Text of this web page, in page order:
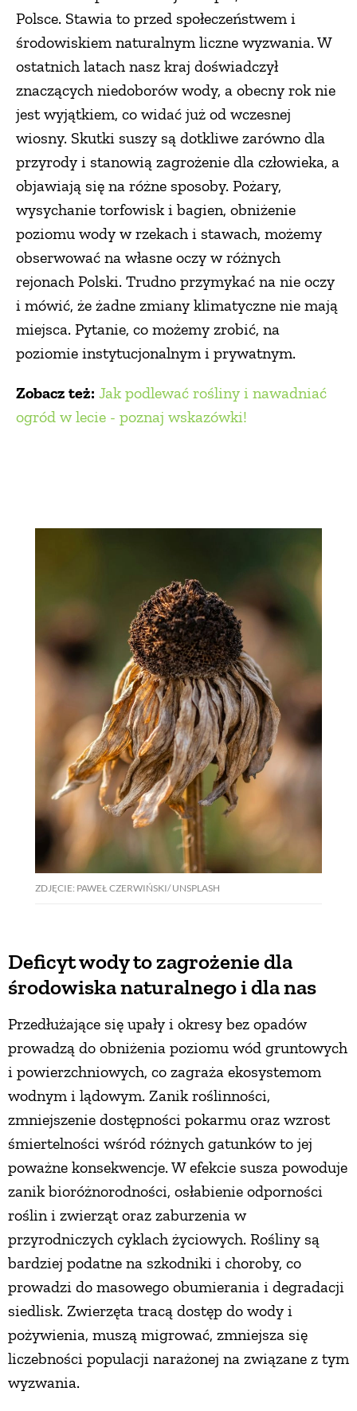
Polsce. Stawia to przed społeczeństwem i
środowiskiem naturalnym liczne wyzwania. W
ostatnich latach nasz kraj doświadczył
znaczących niedoborów wody, a obecny rok nie
jest wyjątkiem, co widać już od wczesnej
wiosny. Skutki suszy są dotkliwe zarówno dla
przyrody i stanowią zagrożenie dla człowieka, a
objawiają się na różne sposoby. Pożary,
wysychanie torfowisk i bagien, obniżenie
poziomu wody w rzekach i stawach, możemy
obserwować na własne oczy w różnych
rejonach Polski. Trudno przymykać na nie oczy
i mówić, że żadne zmiany klimatyczne nie mają
miejsca. Pytanie, co możemy zrobić, na
poziomie instytucjonalnym i prywatnym.
Zobacz też: Jak podlewać rośliny i nawadniać
ogród w lecie - poznaj wskazówki!
ZDJĘCIE: PAWEŁ CZERWIŃSKI/ UNSPLASH
Deficyt wody to zagrożenie dla
środowiska naturalnego i dla nas
Przedłużające się upały i okresy bez opadów
prowadzą do obniżenia poziomu wód gruntowych
i powierzchniowych, co zagraża ekosystemom
wodnym i lądowym. Zanik roślinności,
zmniejszenie dostępności pokarmu oraz wzrost
śmiertelności wśród różnych gatunków to jej
poważne konsekwencje. W efekcie susza powoduje
zanik bioróżnorodności, osłabienie odporności
roślin i zwierząt oraz zaburzenia w
przyrodniczych cyklach życiowych. Rośliny są
bardziej podatne na szkodniki i choroby, co
prowadzi do masowego obumierania i degradacji
siedlisk. Zwierzęta tracą dostęp do wody i
pożywienia, muszą migrować, zmniejsza się
liczebności populacji narażonej na związane z tym
wyzwania.